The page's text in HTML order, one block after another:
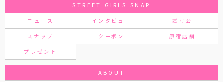
STREET GIRLS SNAP
ニュース インタビュー 試写会
スナップ クーポン 原宿店舗
プレゼント
ABOUT